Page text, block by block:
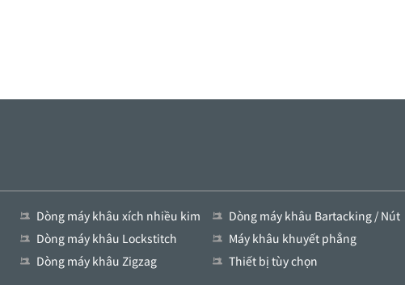
Dòng máy khâu xích nhiều kim
Dòng máy khâu Lockstitch
Dòng máy khâu Zigzag
Dòng máy khâu Bartacking / Nút
Máy khâu khuyết phẳng
Thiết bị tùy chọn